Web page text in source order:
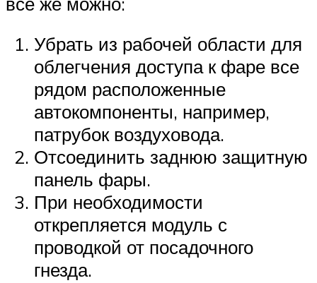
Убрать из рабочей области для
облегчения доступа к фаре все
рядом расположенные
автокомпоненты, например,
патрубок воздуховода.
Отсоединить заднюю защитную
панель фары.
При необходимости
открепляется модуль с
проводкой от посадочного
гнезда.